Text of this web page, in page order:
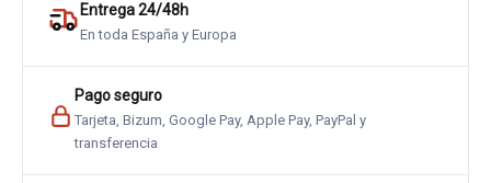
Entrega 24/48h
En toda España y Europa
Pago seguro
Tarjeta, Bizum, Google Pay, Apple Pay, PayPal y
transferencia